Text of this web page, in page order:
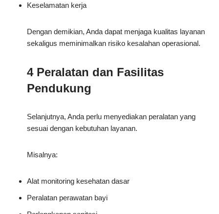
Keselamatan kerja
Dengan demikian, Anda dapat menjaga kualitas layanan
sekaligus meminimalkan risiko kesalahan operasional.
4 Peralatan dan Fasilitas
Pendukung
Selanjutnya, Anda perlu menyediakan peralatan yang
sesuai dengan kebutuhan layanan.
Misalnya:
Alat monitoring kesehatan dasar
Peralatan perawatan bayi